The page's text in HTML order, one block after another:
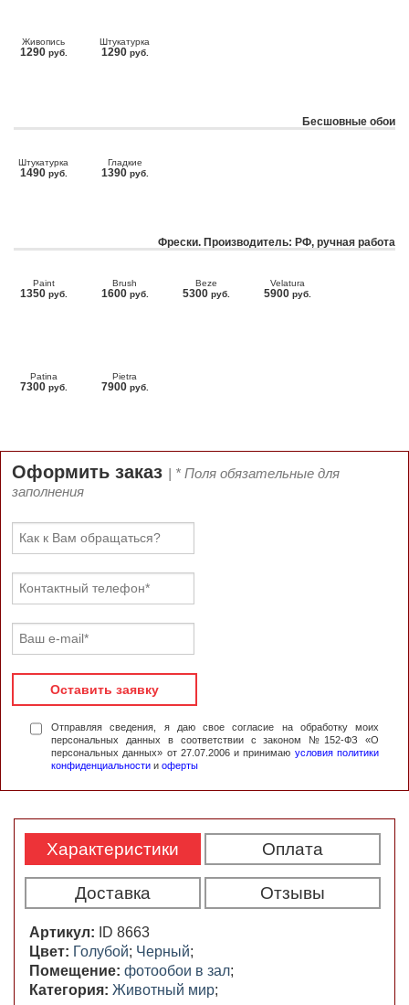
Живопись
1290 руб.
Штукатурка
1290 руб.
Бесшовные обои
Штукатурка
1490 руб.
Гладкие
1390 руб.
Фрески. Производитель: РФ, ручная работа
Paint
1350 руб.
Brush
1600 руб.
Beze
5300 руб.
Velatura
5900 руб.
Patina
7300 руб.
Pietra
7900 руб.
Оформить заказ | * Поля обязательные для
заполнения
Оставить заявку
Отправляя сведения, я даю свое согласие на обработку моих
персональных данных в соответствии с законом №152-ФЗ «О
персональных данных» от 27.07.2006 и принимаю условия политики
конфиденциальности и оферты
Характеристики Оплата
Доставка Отзывы
Артикул:
ID 8663
Цвет: Голубой; Черный;
Помещение: фотообои в зал;
Категория: Животный мир;